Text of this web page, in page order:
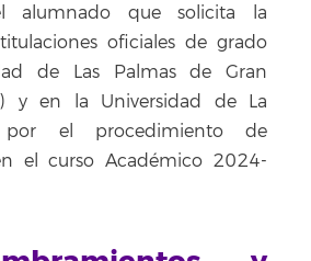
alumnado que solicita la
oficiales de grado
de Las Palmas de Gran
y en la Universidad de La
por el procedimiento de
el curso Académico 2024-